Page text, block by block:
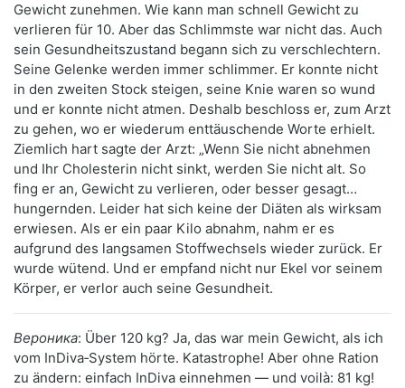
Gewicht zunehmen. Wie kann man schnell Gewicht zu
verlieren für 10. Aber das Schlimmste war nicht das. Auch
sein Gesundheitszustand begann sich zu verschlechtern.
Seine Gelenke werden immer schlimmer. Er konnte nicht
in den zweiten Stock steigen, seine Knie waren so wund
und er konnte nicht atmen. Deshalb beschloss er, zum Arzt
zu gehen, wo er wiederum enttäuschende Worte erhielt.
Ziemlich hart sagte der Arzt: „Wenn Sie nicht abnehmen
und Ihr Cholesterin nicht sinkt, werden Sie nicht alt. So
fing er an, Gewicht zu verlieren, oder besser gesagt…
hungernden. Leider hat sich keine der Diäten als wirksam
erwiesen. Als er ein paar Kilo abnahm, nahm er es
aufgrund des langsamen Stoffwechsels wieder zurück. Er
wurde wütend. Und er empfand nicht nur Ekel vor seinem
Körper, er verlor auch seine Gesundheit.
Вероника: Über 120 kg? Ja, das war mein Gewicht, als ich
vom InDiva‑System hörte. Katastrophe! Aber ohne Ration
zu ändern: einfach InDiva einnehmen — und voilà: 81 kg!